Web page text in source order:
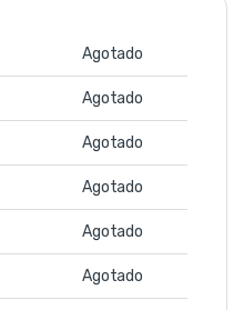
Agotado
Agotado
Agotado
Agotado
Agotado
Agotado